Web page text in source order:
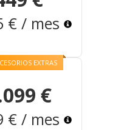
€ / mes
€
€ / mes
EXTRAS